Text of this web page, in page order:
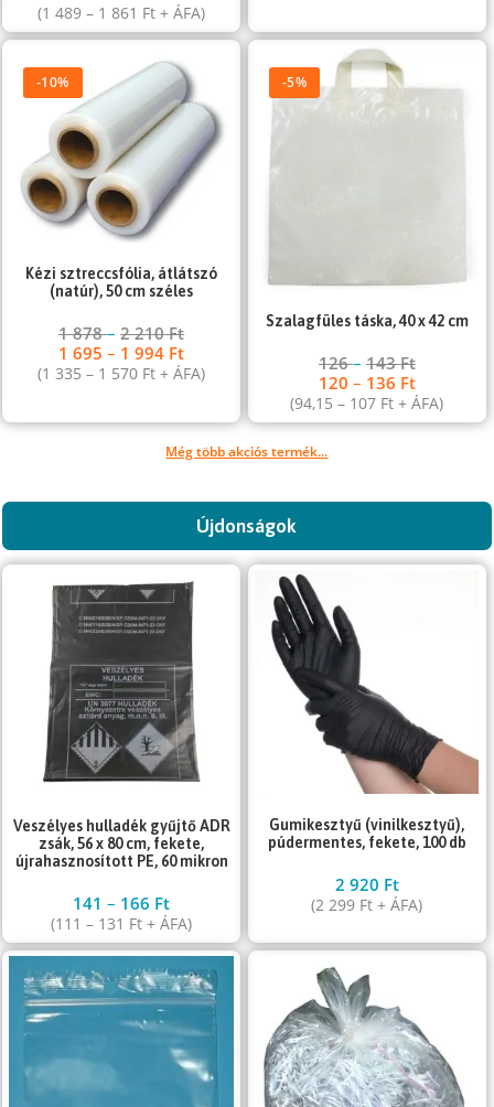
(1 489– 1 861 Ft + ÁFA)
-10%
Kézi sztreccsfólia, átlátszó
(natúr), 50 cm széles
1 878–2 210Ft
1 695– 1 994 Ft
(1 335– 1 570 Ft + ÁFA)
-5%
Szalagfüles táska, 40 x 42 cm
126– 143Ft
120 – 136 Ft
(94,15– 107 Ft + ÁFA)
Még több akciós termék...
Újdonságok
Veszélyes hulladék gyűjtő ADR
zsák, 56 x 80 cm, fekete,
újrahasznosított PE, 60 mikron
141– 166 Ft
(111– 131 Ft + ÁFA)
Gumikesztyű (vinilkesztyű),
púdermentes, fekete, 100 db
2 920 Ft
(2 299 Ft + ÁFA)